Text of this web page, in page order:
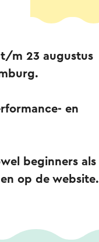
t/m 23 augustus
en
beginners als
op de website.